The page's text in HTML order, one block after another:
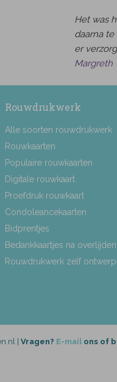
Het was
daarna
er
Margreth
Rouwdrukwerk
Alle soorten rouwdrukwerk
Rouwkaarten
Populaire rouwkaarten
Digitale rouwkaart
Proefdruk rouwkaart
Condoleancekaarten
Bidprentjes
Bedankkaartjes na overlijden
Rouwdrukwerk zelf
| Vragen? E-mail ons of